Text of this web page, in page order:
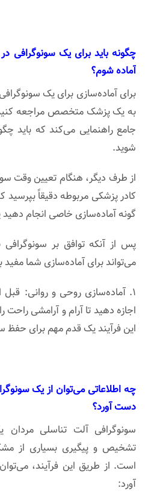
چگونه باید برای یک سونوگرافی
آماده شوم؟
برای آماده‌سازی برای یک
به یک پزشک متخصص مراجعه
جامع راهنمایی می‌کند که باید
شوید.
از طرف دیگر، هنگام تعیین وقت
کادر پزشکی مربوطه دقیقاً بپرسید
گونه آماده‌سازی خاصی انجام دهید
پس از آنکه توافق بر
می‌تواند برای آماده‌سازی شما مفید
۱. آماده‌سازی روحی و روانی: قبل
اجازه دهید تا آرام و آرامشی راحت
این فرآیند یک قدم مهم برای
چه اطلاعاتی می‌توان از یک
دست آورد؟
سونوگرافی آلت تناسلی مردان
تشخیص و پیگیری بسیاری از
است. از طریق این فرآیند،
آورد: